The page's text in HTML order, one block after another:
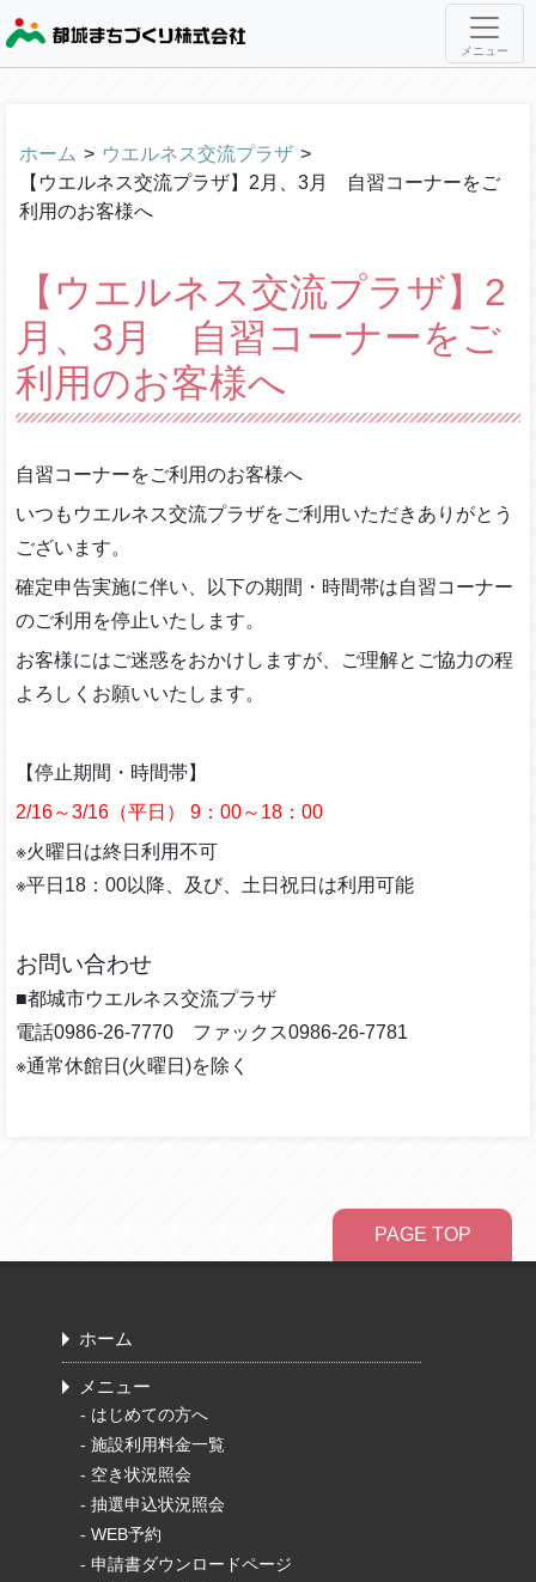
メニュー
ホーム > ウエルネス交流プラザ >
【ウエルネス交流プラザ】2月、3月 自習コーナーをご
利用のお客様へ
【ウエルネス交流プラザ】2
月、3月 自習コーナーをご
利用のお客様へ
自習コーナーをご利用のお客様へ
いつもウエルネス交流プラザをご利用いただきありがとう
ございます。
確定申告実施に伴い、以下の期間・時間帯は自習コーナー
のご利用を停止いたします。
お客様にはご迷惑をおかけしますが、ご理解とご協力の程
よろしくお願いいたします。
【停止期間・時間帯】
2/16～3/16（平日） 9：00～18：00
※火曜日は終日利用不可
※平日18：00以降、及び、土日祝日は利用可能
お問い合わせ
■都城市ウエルネス交流プラザ
電話0986-26-7770 ファックス0986-26-7781
※通常休館日(火曜日)を除く
PAGE TOP
ホーム
メニュー
- はじめての方へ
- 施設利用料金一覧
- 空き状況照会
- 抽選申込状況照会
- WEB予約
- 申請書ダウンロードページ